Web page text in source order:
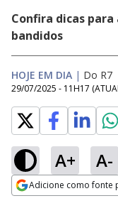
Confira dicas
bandidos
HOJE EM DIA | Do R7
29/07/2025 - 11H17
A+ A-
Adicione como fonte
Ativar
Loaded:
10.84%